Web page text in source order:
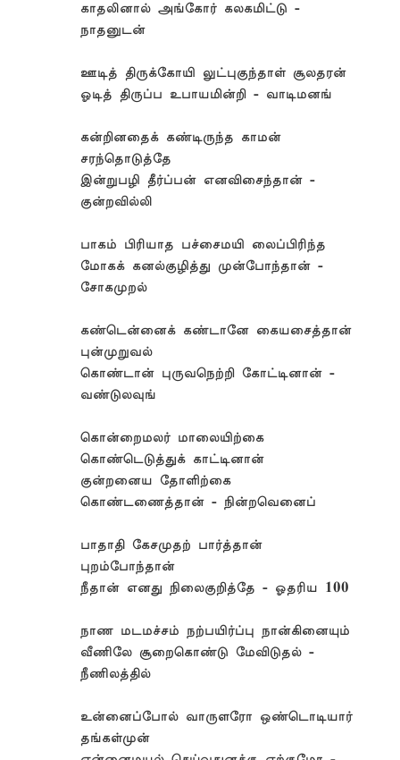
காதலினால் அங்கோர் கலகமிட்டு -
நாதனுடன்
ஊடித் திருக்கோயி லுட்புகுந்தாள் சூலதரன்
ஓடித் திருப்ப உபாயமின்றி - வாடிமனங்
கன்றினதைக் கண்டிருந்த காமன்
சரந்தொடுத்தே
இன்றுபழி தீர்ப்பன் எனவிசைந்தான் -
குன்றவில்லி
பாகம் பிரியாத பச்சைமயி லைப்பிரிந்த
மோகக் கனல்குழித்து முன்போந்தான் -
சோகமுறல்
கண்டென்னைக் கண்டானே கையசைத்தான்
புன்முறுவல்
கொண்டான் புருவநெற்றி கோட்டினான் -
வண்டுலவுங்
கொன்றைமலர் மாலையிற்கை
கொண்டெடுத்துக் காட்டினான்
குன்றனைய தோளிற்கை
கொண்டணைத்தான் - நின்றவெனைப்
பாதாதி கேசமுதற் பார்த்தான்
புறம்போந்தான்
நீதான் எனது நிலைகுறித்தே - ஓதரிய 100
நாண மடமச்சம் நற்பயிர்ப்பு நான்கினையும்
வீணிலே சூறைகொண்டு மேவிடுதல் -
நீணிலத்தில்
உன்னைப்போல் வாருளரோ ஒண்டொடியார்
தங்கள்முன்